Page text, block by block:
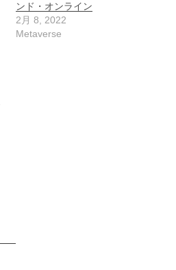
ンド・オンライン
2月 8, 2022
Metaverse